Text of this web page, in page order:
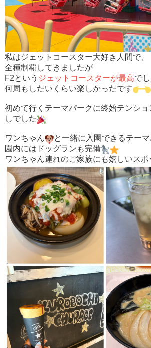
私はジェットコースター大好き人間で、
全種制覇してきましたが
F2という ジェットコースターが最高で
何周もしたいくらい楽しかったです
初めて行くテーマパークに終始テンシ
しでした
ワンちゃん
と一緒に入園できるテーマ
園内にはドッグランも完備
ワンちゃん連れのご家族にも嬉しいスポ